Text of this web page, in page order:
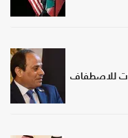
للاصطفاف